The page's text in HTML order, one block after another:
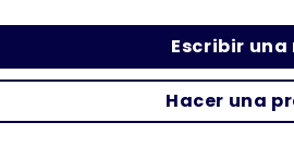
Escribir una
Hacer una